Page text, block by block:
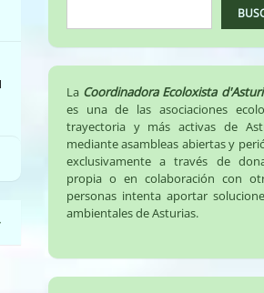
La Coordinadora Ecoloxista
es una de las asociaciones
trayectoria y más activas de
mediante asambleas abiertas y
exclusivamente a través de
propia o en colaboración con
personas intenta aportar
ambientales de Asturias.